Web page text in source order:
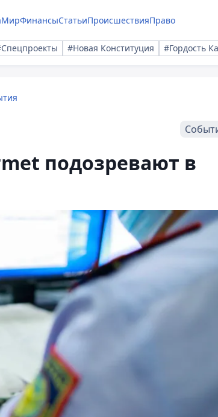
МирФинансыСтатьиПроисшествияПраво
#Новая Конституция #Гордость
подозревают в